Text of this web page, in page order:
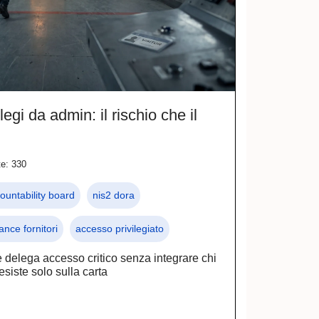
da admin: il rischio che il
330
board nis2 dora
fornitori accesso privilegiato
accesso critico senza integrare chi
solo sulla carta